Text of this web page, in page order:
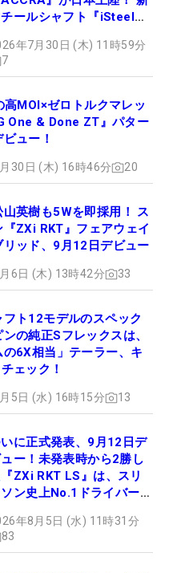
ールシャフト『iSteel
年7月30日 (木) 11時59分
7
高MOI×ゼロトルクマレッ
One & Done ZT』パター
ュー！
30日 (木) 16時46分 20
山英樹も5Wを即採用！ ス
『ZXi RKT』フェアウェイ
リッド、9月12日デビュー
6日 (木) 13時42分 33
フト12モデルのスペック
の純正Sフレックスは、
の6X相当」テーラー、キ
ェック！
5日 (水) 16時15分 13
に正式発表、9月12日デ
ュー！未発表時から2勝し
ZXi RKT LS』は、スリ
ン史上No.1ドライバー!?
年8月5日 (水) 11時31分
83